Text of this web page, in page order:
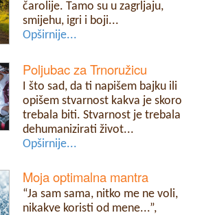
čarolije. Tamo su u zagrljaju,
smijehu, igri i boji...
Opširnije...
Poljubac za Trnoružicu
I što sad, da ti napišem bajku ili
opišem stvarnost kakva je skoro
trebala biti. Stvarnost je trebala
dehumanizirati život...
Opširnije...
Moja optimalna mantra
“Ja sam sama, nitko me ne voli,
nikakve koristi od mene...”,